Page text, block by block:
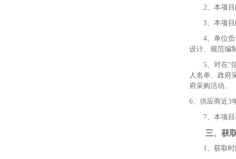
2、 本项目
3、本项目
4、单位
设计、规范编
5、对在“
人名单、政府
府采购活动。
6、供应商近3
7、本项
三、获
1、获取时